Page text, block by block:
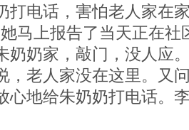
打电话，害怕老人家在
马上报告了当天正在社
奶奶家，敲门，没人应
，老人家没在这里。又
心地给朱奶奶打电话。